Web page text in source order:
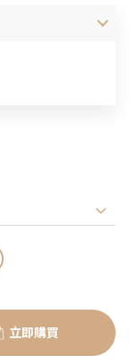
立即購買